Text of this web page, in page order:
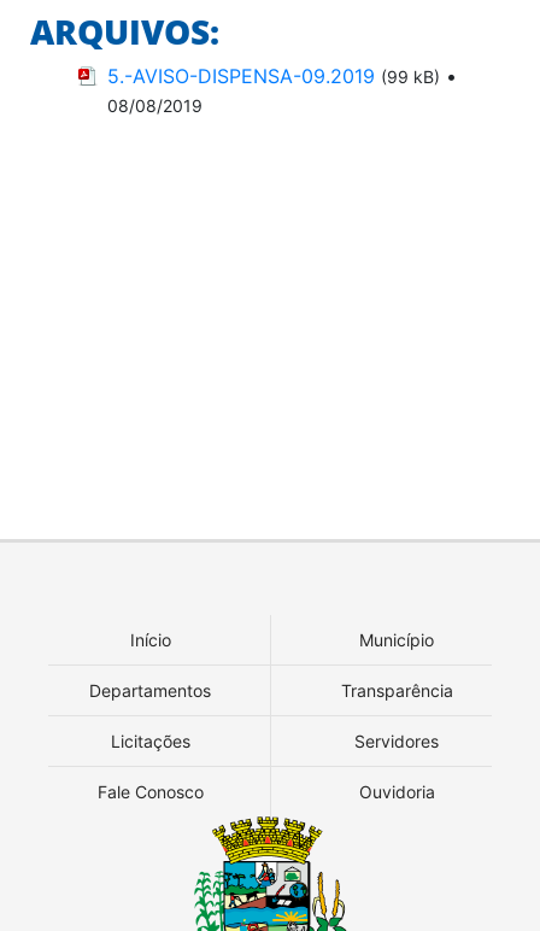
ARQUIVOS:
5.-AVISO-DISPENSA-09.2019 (99 kB) •
08/08/2019
Início Município
Departamentos Transparência
Licitações Servidores
Fale Conosco Ouvidoria